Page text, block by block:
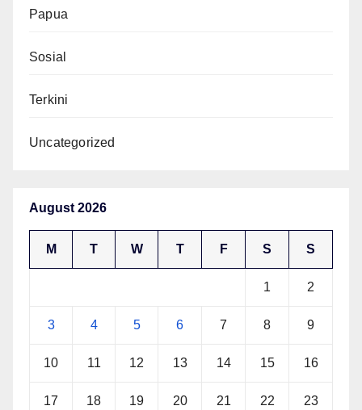
Papua
Sosial
Terkini
Uncategorized
August 2026
M T W T F S S
1 2
3 4 5 6 7 8 9
10 11 12 13 14 15 16
17 18 19 20 21 22 23